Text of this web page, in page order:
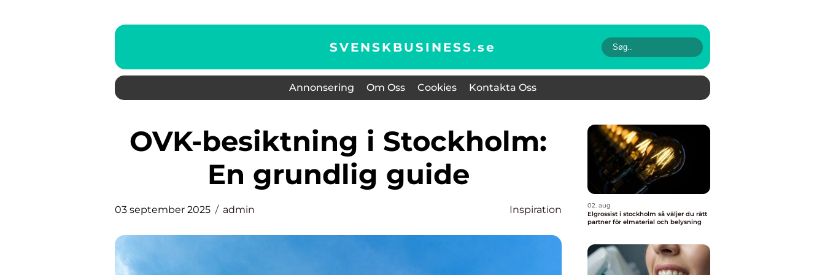
SVENSKBUSINESS.se
Annonsering Om Oss Cookies Kontakta Oss
OVK-besiktning i Stockholm:
En grundlig guide
03 september 2025 admin Inspiration
02. aug
Elgrossist i stockholm så väljer du rätt
partner för elmaterial och belysning